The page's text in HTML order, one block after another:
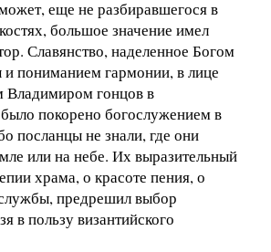
еще не разбиравшегося в
большое значение имел
Славянство, наделенное Богом
и пониманием гармонии, в лице
Владимиром гонцов в
покорено богослужением в
посланцы не знали, где они
или на небе. Их выразительный
храма, о красоте пения, о
предрешил выбор
в пользу византийского